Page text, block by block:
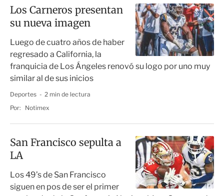
Los Carneros presentan
su nueva imagen
Luego de cuatro años de haber
regresado a California, la
franquicia de Los Ángeles renovó su logo por uno muy
similar al de sus inicios
Deportes
2 min de lectura
Por:
Notimex
San Francisco sepulta a
LA
Los 49’s de San Francisco
siguen en pos de ser el primer